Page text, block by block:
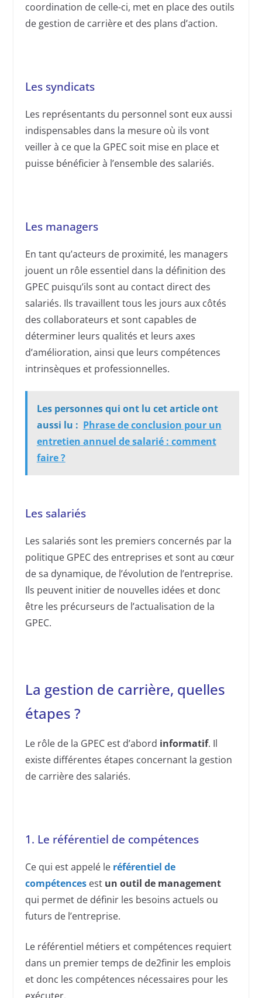
coordination de celle-ci, met en place des outils
de gestion de carrière et des plans d’action.
Les syndicats
Les représentants du personnel sont eux aussi
indispensables dans la mesure où ils vont
veiller à ce que la GPEC soit mise en place et
puisse bénéficier à l’ensemble des salariés.
Les managers
En tant qu’acteurs de proximité, les managers
jouent un rôle essentiel dans la définition des
GPEC puisqu’ils sont au contact direct des
salariés. Ils travaillent tous les jours aux côtés
des collaborateurs et sont capables de
déterminer leurs qualités et leurs axes
d’amélioration, ainsi que leurs compétences
intrinsèques et professionnelles.
Les personnes qui ont lu cet article ont
aussi lu : Phrase de conclusion pour un
entretien annuel de salarié : comment
faire ?
Les salariés
Les salariés sont les premiers concernés par la
politique GPEC des entreprises et sont au cœur
de sa dynamique, de l’évolution de l’entreprise.
Ils peuvent initier de nouvelles idées et donc
être les précurseurs de l’actualisation de la
GPEC.
La gestion de carrière, quelles
étapes ?
Le rôle de la GPEC est d’abord informatif. Il
existe différentes étapes concernant la gestion
de carrière des salariés.
1. Le référentiel de compétences
Ce qui est appelé le référentiel de
compétences est un outil de management
qui permet de définir les besoins actuels ou
futurs de l’entreprise.
Le référentiel métiers et compétences requiert
dans un premier temps de de2finir les emplois
et donc les compétences nécessaires pour les